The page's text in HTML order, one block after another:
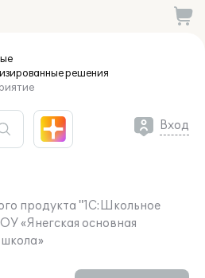
решения
Вход
продукта "1С:Школьное
«Янегская основная